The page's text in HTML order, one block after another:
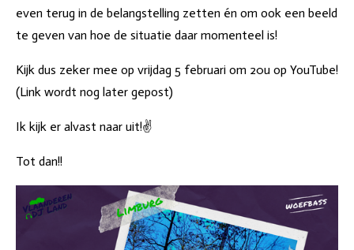
even terug in de belangstelling zetten én om ook een beeld
te geven van hoe de situatie daar momenteel is!
Kijk dus zeker mee op vrijdag 5 februari om 20u op YouTube!
(Link wordt nog later gepost)
Ik kijk er alvast naar uit!✌️
Tot dan!!